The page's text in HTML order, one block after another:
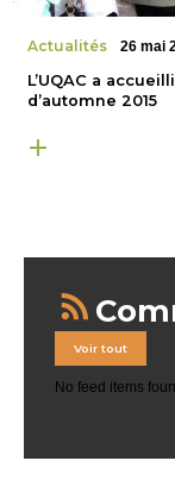
Actualités 26 mai
L’UQAC a
d’automne 2015
Voir tout
No feed items